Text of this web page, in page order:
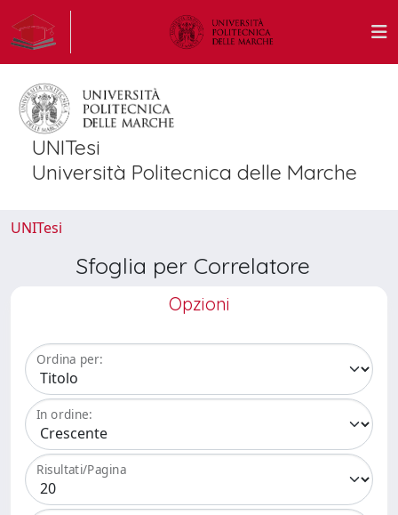
UNITesi
Università Politecnica delle Marche
UNITesi
Sfoglia per Correlatore
Opzioni
Ordina per:
In ordine:
Risultati/Pagina